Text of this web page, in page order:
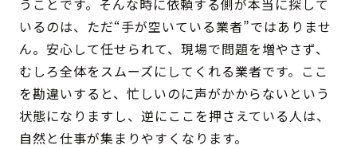
うことです。そんな時に依頼する側が本当に探して
いるのは、ただ“手が空いている業者”ではありませ
ん。安心して任せられて、現場で問題を増やさず、
むしろ全体をスムーズにしてくれる業者です。ここ
を勘違いすると、忙しいのに声がかからないという
状態になりますし、逆にここを押さえている人は、
自然と仕事が集まりやすくなります。